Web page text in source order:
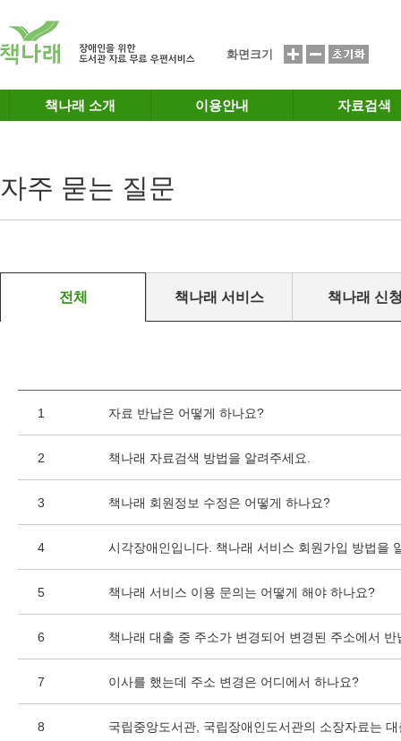
화면크기
책나래 소개 이용안내 자료검색
자주 묻는 질문
전체 책나래 서비스 책나래 신
1 자료 반납은 어떻게 하나요?
2 책나래 자료검색 방법을 알려주세요.
3 책나래 회원정보 수정은 어떻게 하나요?
4 시각장애인입니다. 책나래 서비스 회원가입 방법을
5 책나래 서비스 이용 문의는 어떻게 해야 하나요?
6 책나래 대출 중 주소가 변경되어 변경된 주소에서
7 이사를 했는데 주소 변경은 어디에서 하나요?
8 국립중앙도서관, 국립장애인도서관의 소장자료는